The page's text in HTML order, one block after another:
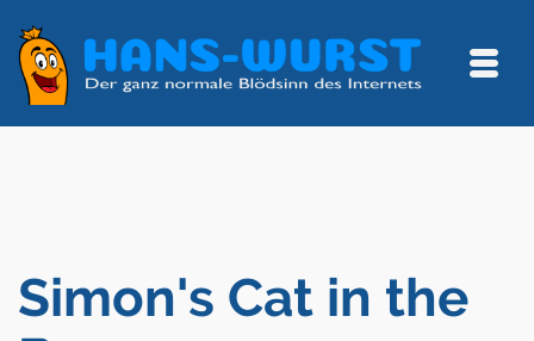
Simon's Cat in the